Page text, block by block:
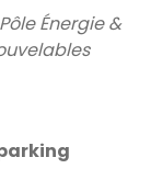
Énergie &